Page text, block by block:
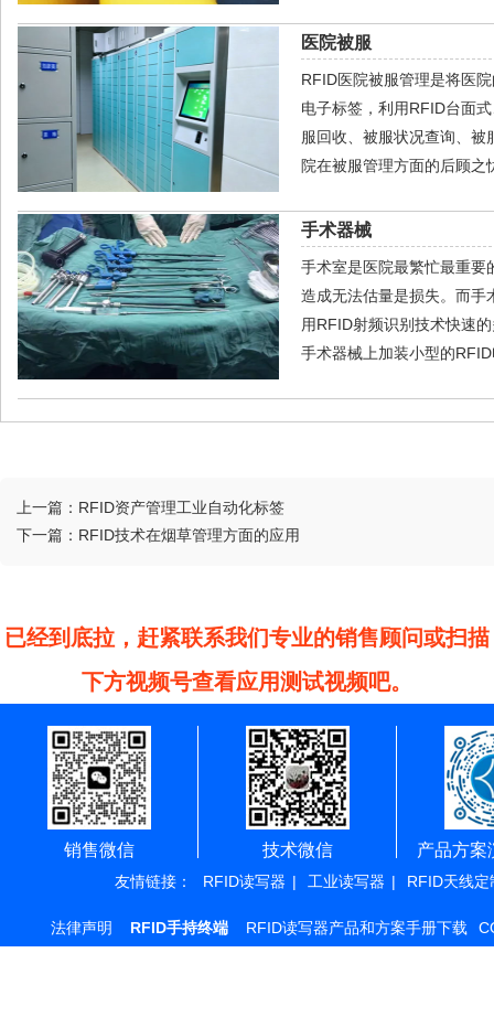
医院被服
RFID医院被服管理是将医
电子标签，利用RFID台面
服回收、被服状况查询、
院在被服管理方面的后顾之
手术器械
手术室是医院最繁忙最重要
造成无法估量是损失。而手
用RFID射频识别技术快速
手术器械上加装小型的
上一篇： RFID资产管理工业自动化标签
下一篇： RFID技术在烟草管理方面的应用
已经到底拉，赶紧联系我们专业的销售顾问或扫描
下方视频号查看应用测试视频吧。
销售微信 技术微信 产品方案
友情链接： RFID读写器 | 工业读写器 | RFID天线定
法律声明 RFID手持终端 RFID读写器产品和方案手册下载